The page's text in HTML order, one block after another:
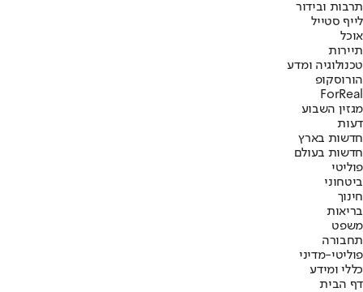
תרבות ובידור
לייף סטייל
אוכל
תיירות
טכנולוגיה ומדע
הורוסקופ
ForReal
מגזין השבוע
דעות
חדשות בארץ
חדשות בעולם
פוליטי
ביטחוני
חינוך
בריאות
משפט
תחבורה
פוליטי-מדיני
כללי ומידע
דף הבית